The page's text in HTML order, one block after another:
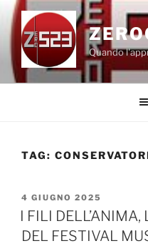
Salta
contenuto
Quando
TAG:
PUBBLICATO
IL
4 GIUGNO 2025
I FILI
DEL FESTIVAL